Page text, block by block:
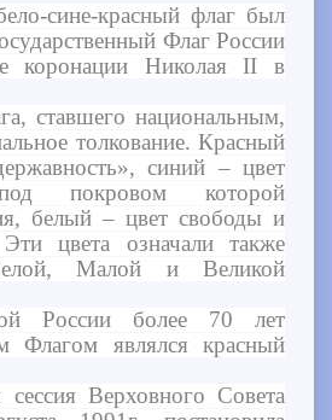
сине-красный флаг был
Флаг России
коронации Николая II в
ставшего национальным,
толкование. Красный
синий – цвет
покровом которой
белый – цвет свободы и
Эти цвета означали также
Малой и Великой
России более 70 лет
Флагом являлся красный
Верховного Совета